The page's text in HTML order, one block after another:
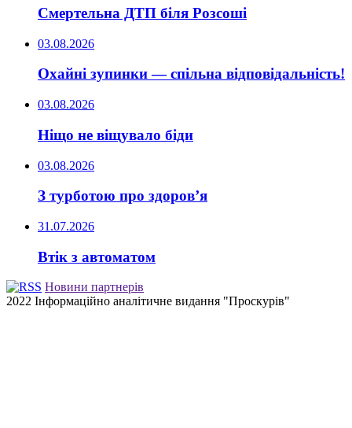
Смертельна ДТП біля Розсоші
03.08.2026
Охайні зупинки — спільна відповідальність!
03.08.2026
Ніщо не віщувало біди
03.08.2026
З турботою про здоров’я
31.07.2026
Втік з автоматом
Новини партнерів
2022 Інформаційно аналітичне видання "Проскурів"